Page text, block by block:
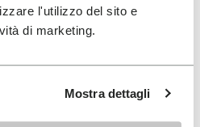
l'utilizzo del sito e
di marketing.
Mostra dettagli